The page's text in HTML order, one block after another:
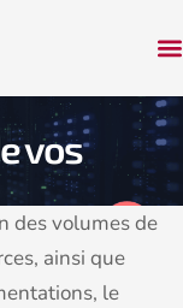
vos
des volumes de
ainsi que
le